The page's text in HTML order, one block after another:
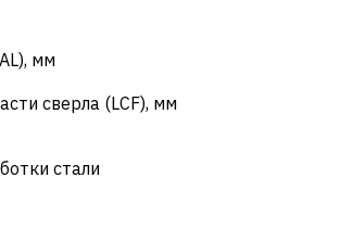
мм
сверла (LCF), мм
стали